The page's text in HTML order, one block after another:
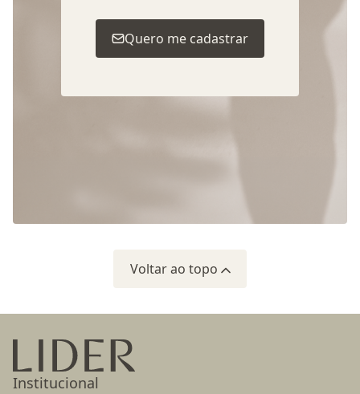
Quero me cadastrar
Voltar ao topo
Ir para a página inicial
Institucional